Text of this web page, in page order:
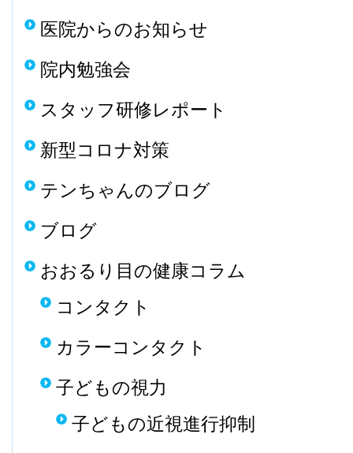
医院からのお知らせ
院内勉強会
スタッフ研修レポート
新型コロナ対策
テンちゃんのブログ
ブログ
おおるり目の健康コラム
コンタクト
カラーコンタクト
子どもの視力
子どもの近視進行抑制